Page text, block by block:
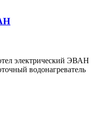
электрический ЭВАН
водонагреватель